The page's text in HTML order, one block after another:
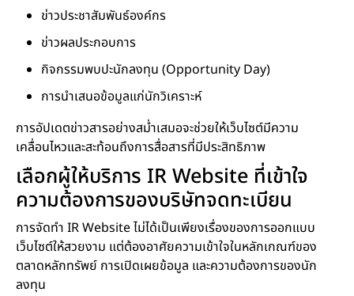
ข่าวประชาสัมพันธ์องค์กร
ข่าวผลประกอบการ
กิจกรรมพบปะนักลงทุน (Opportunity Day)
การนำเสนอข้อมูลแก่นักวิเคราะห์
การอัปเดตข่าวสารอย่างสม่ำเสมอจะช่วยให้เว็บไซต์มีความ
เคลื่อนไหวและสะท้อนถึงการสื่อสารที่มีประสิทธิภาพ
เลือกผู้ให้บริการ IR Website ที่เข้าใจ
ความต้องการของบริษัทจดทะเบียน
การจัดทำ IR Website ไม่ได้เป็นเพียงเรื่องของการออกแบบ
เว็บไซต์ให้สวยงาม แต่ต้องอาศัยความเข้าใจในหลักเกณฑ์ของ
ตลาดหลักทรัพย์ การเปิดเผยข้อมูล และความต้องการของนัก
ลงทุน